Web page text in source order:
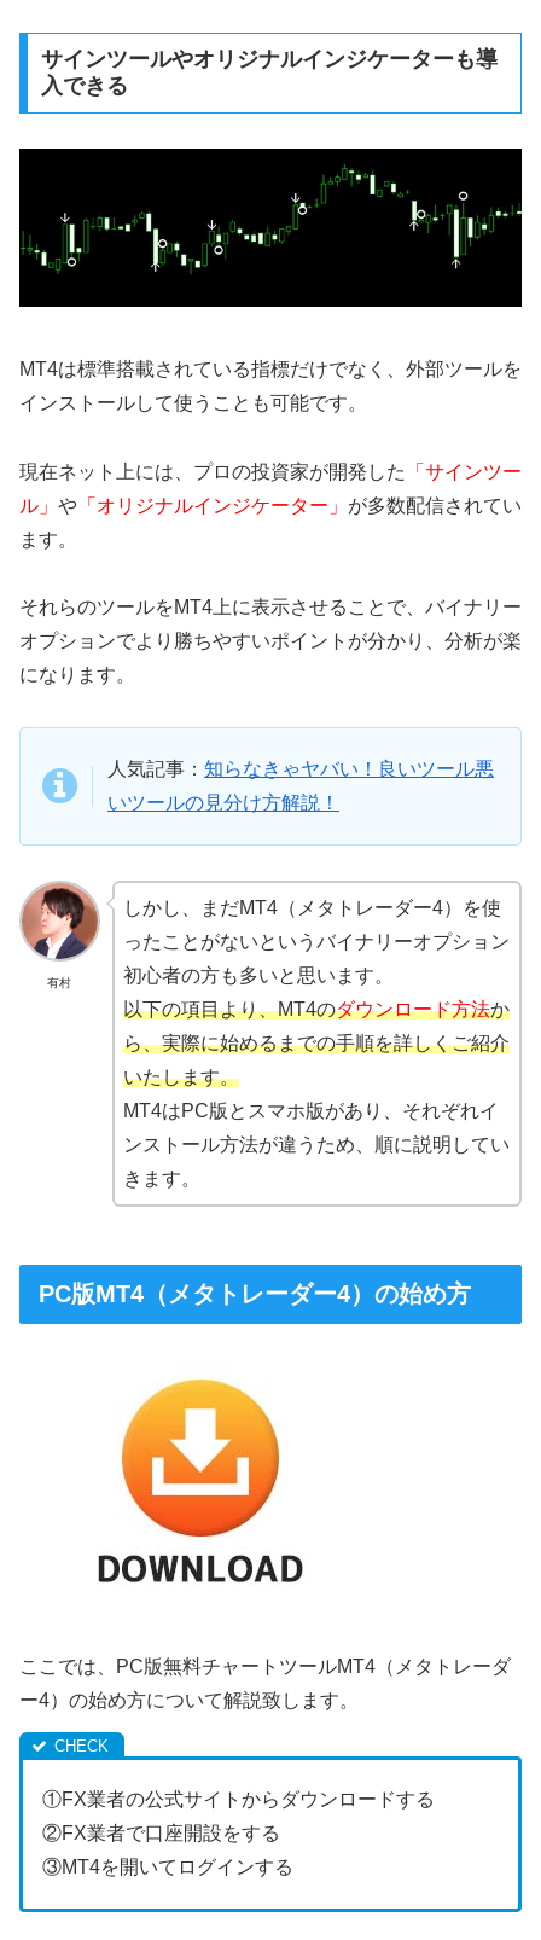
サインツールやオリジナルインジケーターも導
入できる
MT4は標準搭載されている指標だけでなく、外部ツールを
インストールして使うことも可能です。
現在ネット上には、プロの投資家が開発した
「サインツー
ル」 や 「オリジナルインジケーター」 が多数配信されてい
ます。
それらのツールをMT4上に表示させることで、バイナリー
オプションでより勝ちやすいポイントが分かり、分析が楽
になります。
人気記事： 知らなきゃヤバい！良いツール悪
いツールの見分け方解説！
有村
しかし、まだMT4（メタトレーダー4）を使
ったことがないというバイナリーオプション
初心者の方も多いと思います。
以下の項目より、MT4のダウンロード方法か
ら、実際に始めるまでの手順を詳しくご紹介
いたします。
MT4はPC版とスマホ版があり、それぞれイ
ンストール方法が違うため、順に説明してい
きます。
PC版MT4（メタトレーダー4）の始め方
ここでは、PC版無料チャートツールMT4（メタトレーダ
ー4）の始め方について解説致します。
①FX業者の公式サイトからダウンロードする
②FX業者で口座開設をする
③MT4を開いてログインする